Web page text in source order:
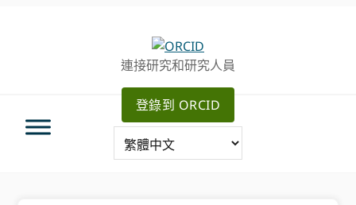
連接研究和研究人員
登錄到 ORCID